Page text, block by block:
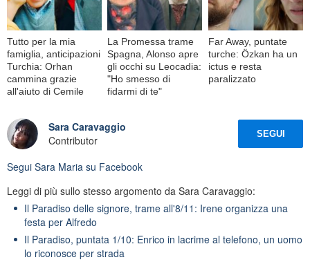
Tutto per la mia
famiglia, anticipazioni
Turchia: Orhan
cammina grazie
all'aiuto di Cemile
La Promessa trame
Spagna, Alonso apre
gli occhi su Leocadia:
"Ho smesso di
fidarmi di te"
Far Away, puntate
turche: Özkan ha un
ictus e resta
paralizzato
Sara Caravaggio
Contributor
SEGUI
Segui Sara Maria su Facebook
Leggi di più sullo stesso argomento da Sara Caravaggio:
Il Paradiso delle signore, trame all'8/11: Irene organizza una
festa per Alfredo
Il Paradiso, puntata 1/10: Enrico in lacrime al telefono, un uomo
lo riconosce per strada